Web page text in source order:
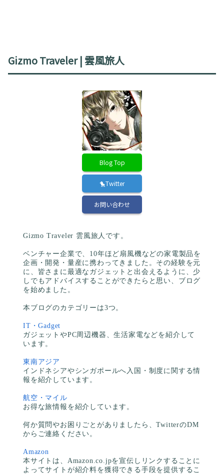
Gizmo Traveler | 雲風旅人
Blog Top
🐤Twitter
お問い合わせ
Gizmo Traveler 雲風旅人です。
ベンチャー企業で、10年ほど扇風機などの家電製品を
企画・開発・量産に携わってきました。その経験を元
に、皆さまに最適なガジェットと出会えるように、少
しでもアドバイスすることができたらと思い、ブログ
を始めました。
本ブログのカテゴリーは3つ。
IT・Gadget
ガジェットやPC周辺機器、生活家電などを紹介して
います。
東南アジア
インドネシアやシンガポールへ入国・制度に関する情
報を紹介しています。
航空・マイル
お得な旅情報を紹介しています。
何か質問やお困りごとがありましたら、TwitterのDM
からご連絡ください。
Amazon
本サイトは、Amazon.co.jpを宣伝しリンクすることに
よってサイトが紹介料を獲得できる手段を提供するこ